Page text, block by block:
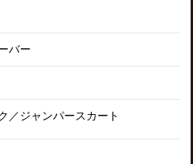
バー
／ジャンパースカート